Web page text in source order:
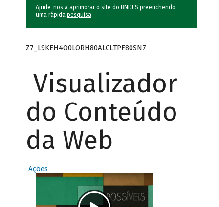
Ajude-nos a aprimorar o site do BNDES preenchendo
uma rápida pesquisa.
Z7_L9KEH4O0LORH80ALCLTPF80SN7
Visualizador
do Conteúdo
da Web
Ações